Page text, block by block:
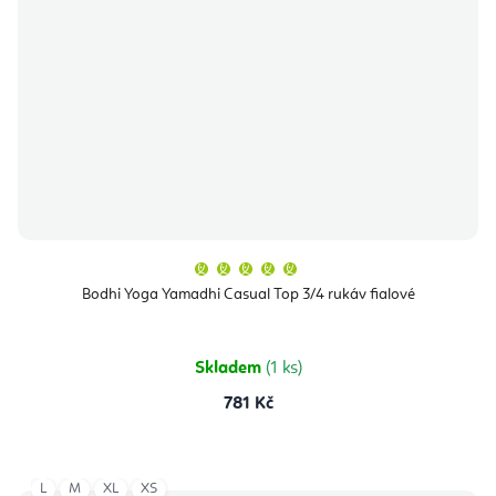
Bodhi Yoga Yamadhi Casual Top 3/4 rukáv fialové
produktu
je
Skladem (1 ks)
781 Kč
L M XL XS